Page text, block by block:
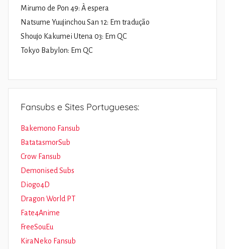
Mirumo de Pon 49: À espera
Natsume Yuujinchou San 12: Em tradução
Shoujo Kakumei Utena 03: Em QC
Tokyo Babylon: Em QC
Fansubs e Sites Portugueses:
Bakemono Fansub
BatatasmorSub
Crow Fansub
Demonised Subs
Diogo4D
Dragon World PT
Fate4Anime
FreeSouEu
KiraNeko Fansub